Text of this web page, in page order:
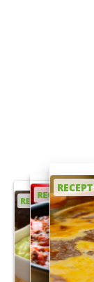
RECEPT
RECEPT
RECEPT